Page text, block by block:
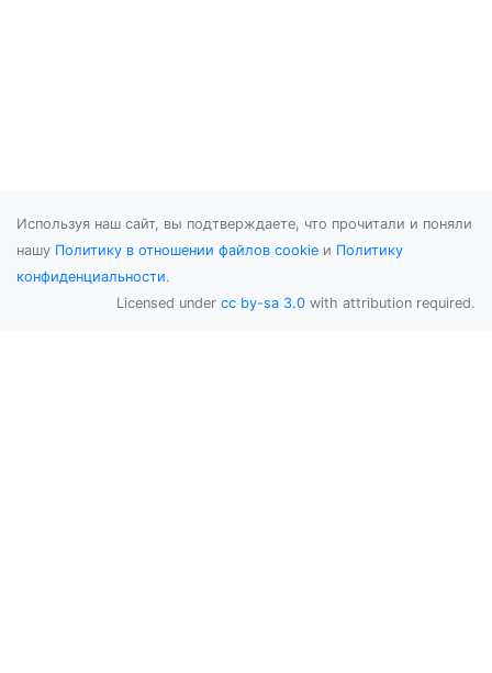
Используя наш сайт, вы подтверждаете, что прочитали и поняли
нашу Политику в отношении файлов cookie и Политику
конфиденциальности.
Licensed under cc by-sa 3.0 with attribution required.